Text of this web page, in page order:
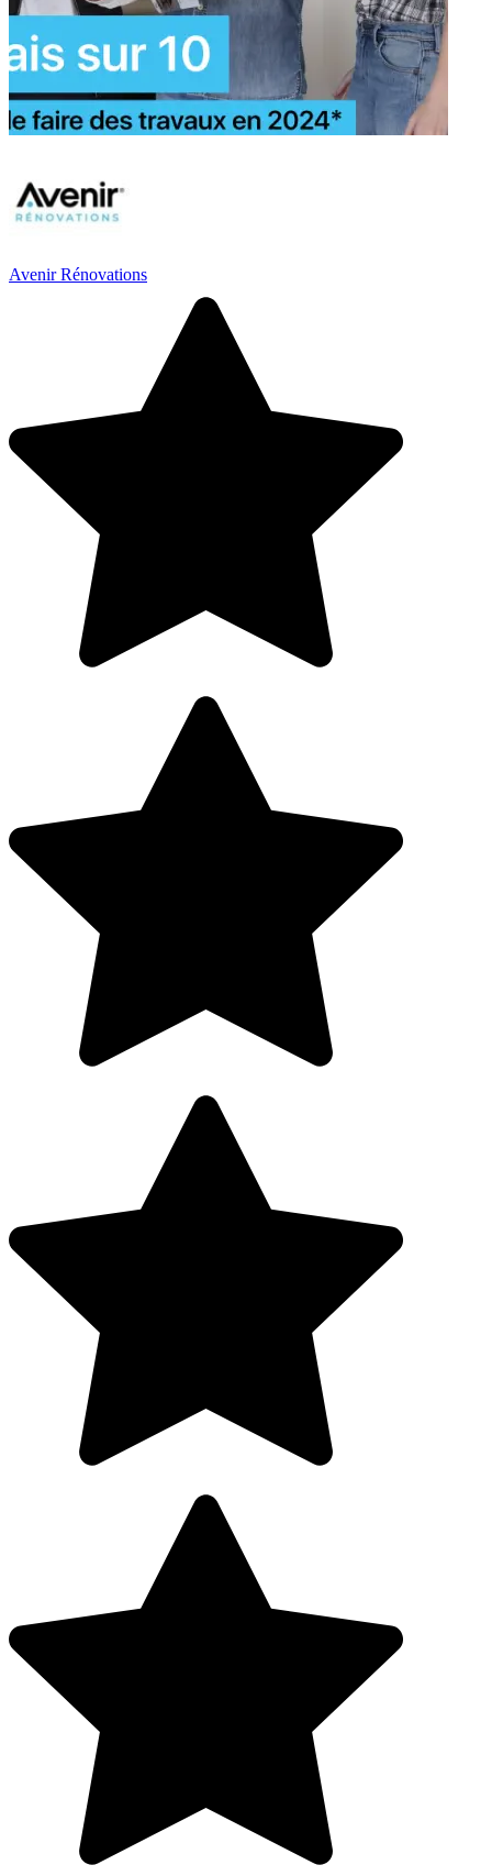
Avenir Rénovations